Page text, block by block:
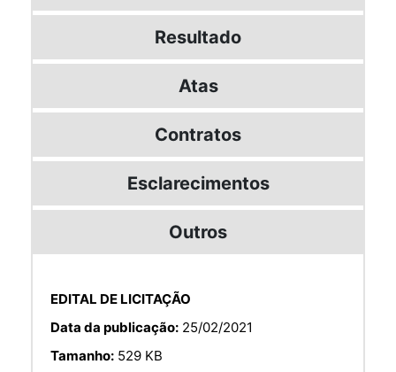
Resultado
Atas
Contratos
Esclarecimentos
Outros
EDITAL DE LICITAÇÃO
Data da publicação: 25/02/2021
Tamanho: 529 KB